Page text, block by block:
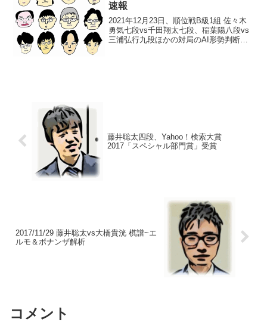
速報
2021年12月23日、順位戦B級1組 佐々木
勇気七段vs千田翔太七段、稲葉陽八段vs
三浦弘行九段ほかの対局のAI形勢判断速
藤井聡太四段、Yahoo！検索大賞
2017「スペシャル部門賞」受賞
2017/11/29 藤井聡太vs大橋貴洸 棋譜~エ
ルモ＆ボナンザ解析
コメント